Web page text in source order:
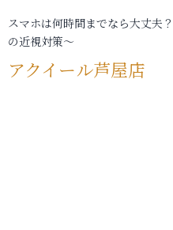
スマホは何時間までなら大丈夫
の近視対策～
アクイール芦屋店